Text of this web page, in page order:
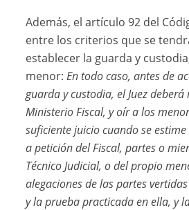
Además, el artículo 92 del
entre los criterios que se
establecer la guarda y
menor:En todo caso, antes de
guarda y custodia, el Juez
Ministerio Fiscal, y oír a los
suficiente juicio cuando se
a petición del Fiscal, partes o
Técnico Judicial, o del propio
alegaciones de las partes
y la prueba practicada en ella, y